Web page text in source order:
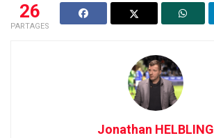
26
PARTAGES
Jonathan HELBLING